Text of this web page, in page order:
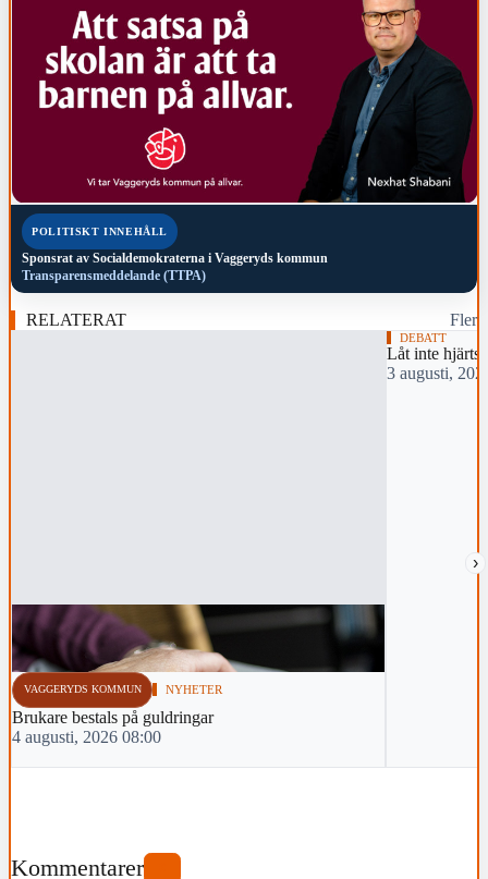
POLITISKT INNEHÅLL
Sponsrat av Socialdemokraterna i Vaggeryds kommun
Transparensmeddelande (TTPA)
RELATERAT Fler
›
VAGGERYDS KOMMUN NYHETER
Brukare bestals på guldringar
4 augusti, 2026 08:00
DEBATT
Låt inte
3 augusti,
Kommentarer